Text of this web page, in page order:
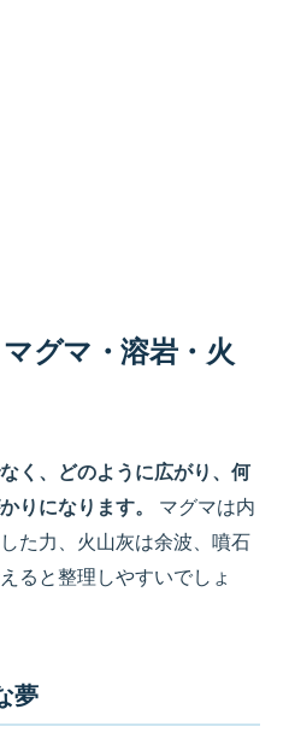
グマ・溶岩・火
く、どのように広がり、何
りになります。
マグマは内
た力、火山灰は余波、噴石
ると整理しやすいでしょ
夢